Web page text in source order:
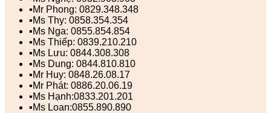
▪️Mr Phong: 0829.348.348
▪️Ms Thy: 0858.354.354
▪️Ms Nga: 0855.854.854
▪️Ms Thiếp: 0839.210.210
▪️Ms Lưu: 0844.308.308
▪️Ms Dung: 0844.810.810
▪️Mr Huy: 0848.26.08.17
▪️Mr Phát: 0886.20.06.19
▪️Ms Hạnh:0833.201.201
▪️Ms Loan:0855.890.890